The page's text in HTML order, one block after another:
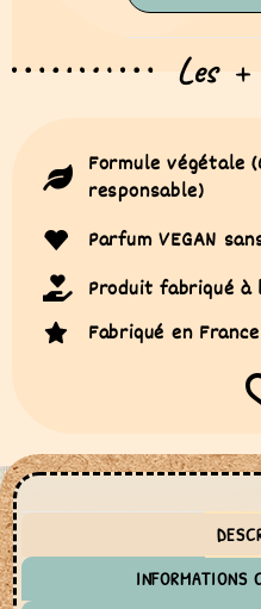
Les
Formule végétale
responsable)
Parfum VEGAN
Produit fabriqué à
Fabriqué en France
INFORMATIONS